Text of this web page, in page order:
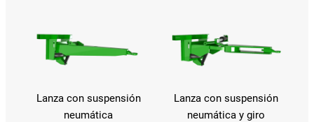
Lanza con suspensión
neumática
Lanza con suspensión
neumática y giro